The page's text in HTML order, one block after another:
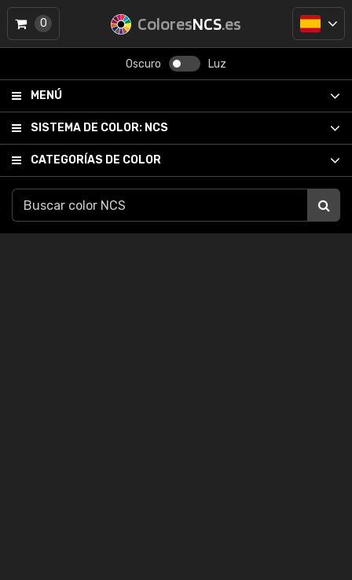
ColoresNCS.es
Oscuro Luz
MENÚ
SISTEMA DE COLOR: NCS
CATEGORÍAS DE COLOR
0